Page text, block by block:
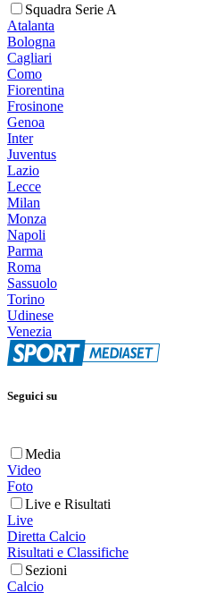
Squadra Serie A
Atalanta
Bologna
Cagliari
Como
Fiorentina
Frosinone
Genoa
Inter
Juventus
Lazio
Lecce
Milan
Monza
Napoli
Parma
Roma
Sassuolo
Torino
Udinese
Venezia
Seguici su
Media
Video
Foto
Live e Risultati
Live
Diretta Calcio
Risultati e Classifiche
Sezioni
Calcio